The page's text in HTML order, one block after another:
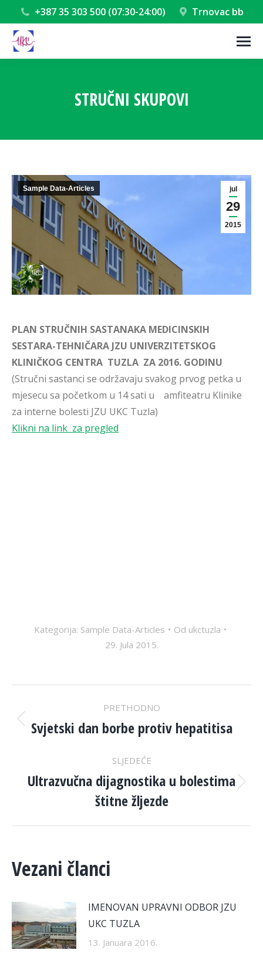
+387 35 303 500 (07:30-24:00) Trnovac bb
STRUČNI SKUPOVI
jul
29
2015
Sample Data-Articles
PLAN STRUČNIH SASTANAKA MEDICINSKIH
SESTARA-TEHNIČARA JZU UNIVERZITETSKOG
KLINIČKOG CENTRA TUZLA ZA 2016. GODINU
(Stručni sastanci se održavaju svakog prvog petka u
mjesecu sa početkom u 14 sati u amfiteatru Klinike
za interne bolesti JZU UKC Tuzla)
Klikni na link za pregled
Kategorija: Sample Data-Articles Od ukctuzla
29. Jula 2015.
POST
NAVIGATION
PRETHODNO
Previous
Svjetski dan borbe protiv hepatitisa
SLJEDEĆE
Next
post:
Ultrazvučna dijagnostika u bolestima
štitne žljezde
Vezani članci
IMENOVAN UPRAVNI ODBOR JZU
UKC TUZLA
13. Januara 2016.